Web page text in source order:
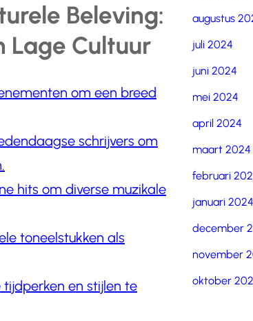
Beleving:
Lage Cultuur
om een breed
schrijvers om
hits om diverse muzikale
toneelstukken als
en stijlen te
augustus
juli 2024
juni 2024
mei 2024
april 2024
maart 2024
februari
januari 2024
december
november
oktober